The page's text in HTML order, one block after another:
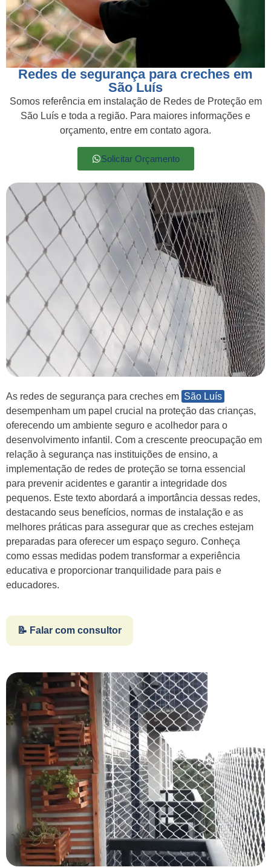
Redes de segurança para creches em
São Luís
Somos referência em instalação de Redes de Proteção em
São Luís e toda a região. Para maiores informações e
orçamento, entre em contato agora.
Solicitar Orçamento
As redes de segurança para creches em São Luís
desempenham um papel crucial na proteção das crianças,
oferecendo um ambiente seguro e acolhedor para o
desenvolvimento infantil. Com a crescente preocupação em
relação à segurança nas instituições de ensino, a
implementação de redes de proteção se torna essencial
para prevenir acidentes e garantir a integridade dos
pequenos. Este texto abordará a importância dessas redes,
destacando seus benefícios, normas de instalação e as
melhores práticas para assegurar que as creches estejam
preparadas para oferecer um espaço seguro. Conheça
como essas medidas podem transformar a experiência
educativa e proporcionar tranquilidade para pais e
educadores.
📝 Falar com consultor